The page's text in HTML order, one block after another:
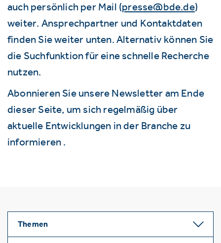
auch persönlich per Mail (presse@bde.de)
weiter. Ansprechpartner und Kontaktdaten
finden Sie weiter unten. Alternativ können Sie
die Suchfunktion für eine schnelle Recherche
nutzen.
Abonnieren Sie unsere Newsletter am Ende
dieser Seite, um sich regelmäßig über
aktuelle Entwicklungen in der Branche zu
informieren .
Themen